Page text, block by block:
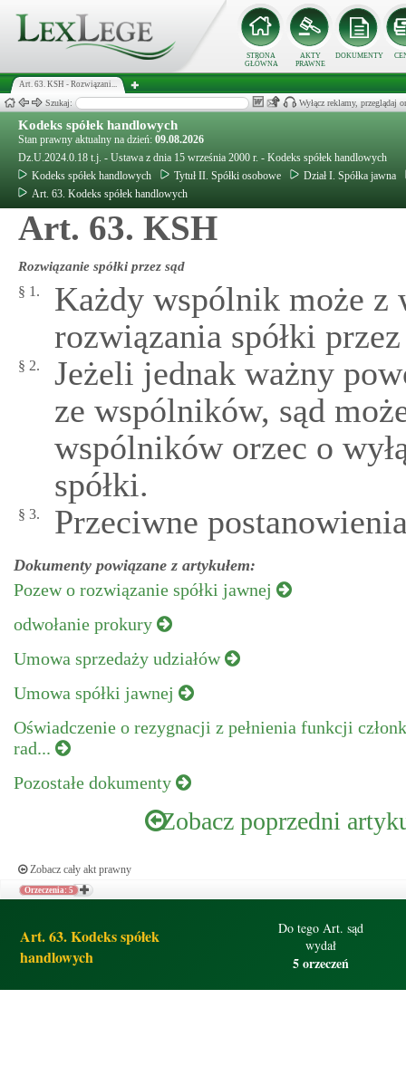
STRONA
GŁÓWNA
AKTY
PRAWNE
DOKUMENTY
Art. 63. KSH - Rozwiązani...
Szukaj: Wyłącz reklamy, przeglądaj
Kodeks spółek handlowych
Stan prawny aktualny na dzień: 09.08.2026
Dz.U.2024.0.18 t.j. - Ustawa z dnia 15 września 2000 r. - Kodeks spółek handlowych
Kodeks spółek handlowych
Tytuł II. Spółki osobowe
Dział I. Spółka jawna
Art. 63. Kodeks spółek handlowych
Art. 63. KSH
Rozwiązanie spółki przez sąd
§ 1.
Każdy wspólnik może z
rozwiązania spółki
§ 2.
Jeżeli jednak ważny
ze wspólników, sąd
wspólników orzec o
spółki.
§ 3. Przeciwne
Dokumenty powiązane z artykułem:
Pozew o rozwiązanie spółki jawnej
odwołanie prokury
Umowa sprzedaży udziałów
Umowa spółki jawnej
Oświadczenie o rezygnacji z pełnienia funkcji
rad...
Pozostałe dokumenty
Zobacz poprzedni
Zobacz cały akt prawny
Orzeczenia: 5
Art. 63. Kodeks spółek
handlowych
Do tego Art. sąd
wydał
5 orzeczeń